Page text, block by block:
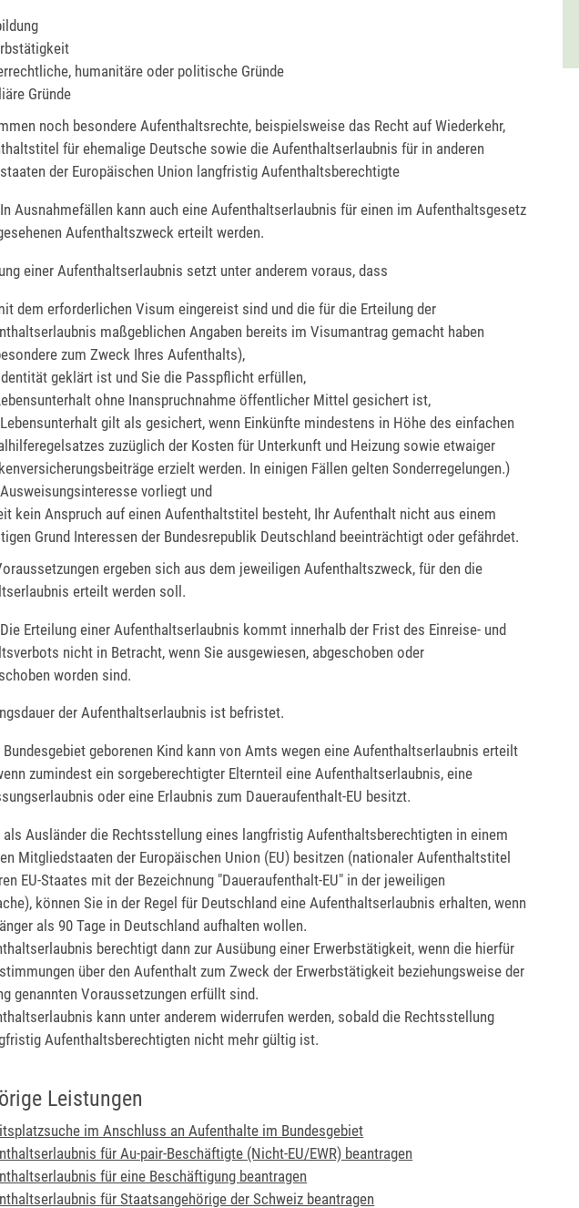
humanitäre oder politische Gründe
Gründe
noch besondere Aufenthaltsrechte, beispielsweise das Recht auf Wiederkehr,
für ehemalige Deutsche sowie die Aufenthaltserlaubnis für in anderen
der Europäischen Union langfristig Aufenthaltsberechtigte
Ausnahmefällen kann auch eine Aufenthaltserlaubnis für einen im Aufenthaltsgesetz
Aufenthaltszweck erteilt werden.
einer Aufenthaltserlaubnis setzt unter anderem voraus, dass
dem erforderlichen Visum eingereist sind und die für die Erteilung der
maßgeblichen Angaben bereits im Visumantrag gemacht haben
zum Zweck Ihres Aufenthalts),
geklärt ist und Sie die Passpflicht erfüllen,
ohne Inanspruchnahme öffentlicher Mittel gesichert ist,
gilt als gesichert, wenn Einkünfte mindestens in Höhe des einfachen
zuzüglich der Kosten für Unterkunft und Heizung sowie etwaiger
erzielt werden. In einigen Fällen gelten Sonderregelungen.)
vorliegt und
kein Anspruch auf einen Aufenthaltstitel besteht, Ihr Aufenthalt nicht aus einem
Grund Interessen der Bundesrepublik Deutschland beeinträchtigt oder gefährdet.
ergeben sich aus dem jeweiligen Aufenthaltszweck, für den die
erteilt werden soll.
Erteilung einer Aufenthaltserlaubnis kommt innerhalb der Frist des Einreise- und
nicht in Betracht, wenn Sie ausgewiesen, abgeschoben oder
worden sind.
der Aufenthaltserlaubnis ist befristet.
Bundesgebiet geborenen Kind kann von Amts wegen eine Aufenthaltserlaubnis erteilt
zumindest ein sorgeberechtigter Elternteil eine Aufenthaltserlaubnis, eine
oder eine Erlaubnis zum Daueraufenthalt-EU besitzt.
als Ausländer die Rechtsstellung eines langfristig Aufenthaltsberechtigten in einem
Mitgliedstaaten der Europäischen Union (EU) besitzen (nationaler Aufenthaltstitel
EU-Staates mit der Bezeichnung "Daueraufenthalt-EU" in der jeweiligen
können Sie in der Regel für Deutschland eine Aufenthaltserlaubnis erhalten, wenn
als 90 Tage in Deutschland aufhalten wollen.
berechtigt dann zur Ausübung einer Erwerbstätigkeit, wenn die hierfür
über den Aufenthalt zum Zweck der Erwerbstätigkeit beziehungsweise der
genannten Voraussetzungen erfüllt sind.
kann unter anderem widerrufen werden, sobald die Rechtsstellung
Aufenthaltsberechtigten nicht mehr gültig ist.
Leistungen
im Anschluss an Aufenthalte im Bundesgebiet
für Au-pair-Beschäftigte (Nicht-EU/EWR) beantragen
für eine Beschäftigung beantragen
für Staatsangehörige der Schweiz beantragen